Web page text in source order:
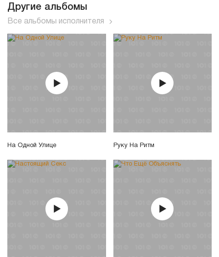
Другие альбомы
Все альбомы исполнителя
На Одной Улице Руку На Ритм